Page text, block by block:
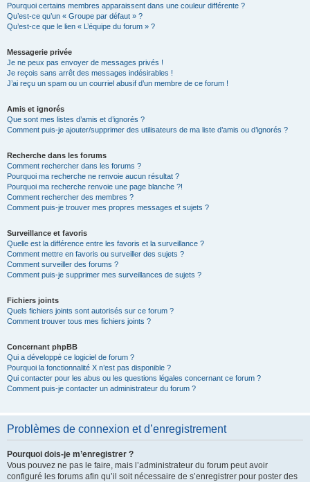
Pourquoi certains membres apparaissent dans une couleur différente ?
Qu’est-ce qu’un « Groupe par défaut » ?
Qu’est-ce que le lien « L’équipe du forum » ?
Messagerie privée
Je ne peux pas envoyer de messages privés !
Je reçois sans arrêt des messages indésirables !
J’ai reçu un spam ou un courriel abusif d’un membre de ce forum !
Amis et ignorés
Que sont mes listes d’amis et d’ignorés ?
Comment puis-je ajouter/supprimer des utilisateurs de ma liste d’amis ou d’ignorés ?
Recherche dans les forums
Comment rechercher dans les forums ?
Pourquoi ma recherche ne renvoie aucun résultat ?
Pourquoi ma recherche renvoie une page blanche ?!
Comment rechercher des membres ?
Comment puis-je trouver mes propres messages et sujets ?
Surveillance et favoris
Quelle est la différence entre les favoris et la surveillance ?
Comment mettre en favoris ou surveiller des sujets ?
Comment surveiller des forums ?
Comment puis-je supprimer mes surveillances de sujets ?
Fichiers joints
Quels fichiers joints sont autorisés sur ce forum ?
Comment trouver tous mes fichiers joints ?
Concernant phpBB
Qui a développé ce logiciel de forum ?
Pourquoi la fonctionnalité X n’est pas disponible ?
Qui contacter pour les abus ou les questions légales concernant ce forum ?
Comment puis-je contacter un administrateur du forum ?
Problèmes de connexion et d’enregistrement
Pourquoi dois-je m’enregistrer ?
Vous pouvez ne pas le faire, mais l’administrateur du forum peut avoir
configuré les forums afin qu’il soit nécessaire de s’enregistrer pour poster des